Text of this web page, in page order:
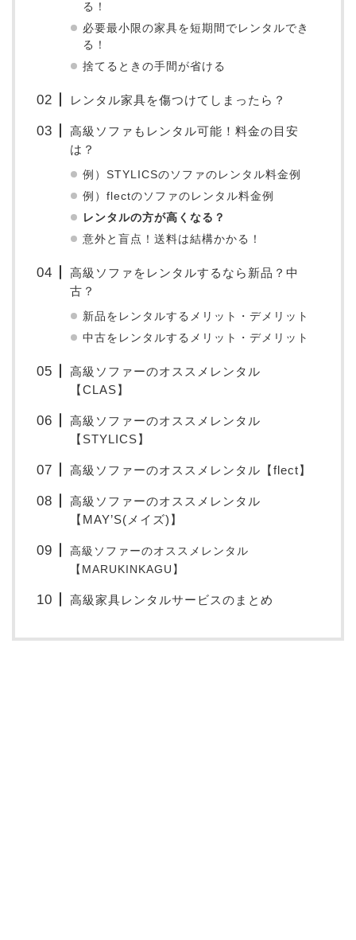
る！
必要最小限の家具を短期間でレンタルでき
る！
捨てるときの手間が省ける
レンタル家具を傷つけてしまったら？
高級ソファもレンタル可能！料金の目安
は？
例）STYLICSのソファのレンタル料金例
例）flectのソファのレンタル料金例
レンタルの方が高くなる？
意外と盲点！送料は結構かかる！
高級ソファをレンタルするなら新品？中
古？
新品をレンタルするメリット・デメリット
中古をレンタルするメリット・デメリット
高級ソファーのオススメレンタル
【CLAS】
高級ソファーのオススメレンタル
【STYLICS】
高級ソファーのオススメレンタル【flect】
高級ソファーのオススメレンタル
【MAY’S(メイズ)】
高級ソファーのオススメレンタル
【MARUKINKAGU】
高級家具レンタルサービスのまとめ